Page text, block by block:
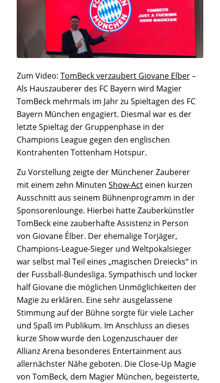
Zum Video: TomBeck verzaubert Giovane Elber–
Als Hauszauberer des FC Bayern wird Magier
TomBeck mehrmals im Jahr zu Spieltagen des FC
Bayern München engagiert. Diesmal war es der
letzte Spieltag der Gruppenphase in der
Champions League gegen den englischen
Kontrahenten Tottenham Hotspur.
Zu Vorstellung zeigte der Münchener Zauberer
mit einem zehn Minuten Show-Acteinen kurzen
Ausschnitt aus seinem Bühnenprogramm in der
Sponsorenlounge. Hierbei hatte Zauberkünstler
TomBeck eine zauberhafte Assistenz in Person
von Giovane Élber. Der ehemalige Torjäger,
Champions-League-Sieger und Weltpokalsieger
war selbst mal Teil eines „magischen Dreiecks“ in
der Fussball-Bundesliga. Sympathisch und locker
half Giovane die möglichen Unmöglichkeiten der
Magie zu erklären. Eine sehr ausgelassene
Stimmung auf der Bühne sorgte für viele Lacher
und Spaß im Publikum. Im Anschluss an dieses
kurze Show wurde den Logenzuschauer der
Allianz Arena besonderes Entertainment aus
allernächster Nähe geboten. Die Close-Up Magie
von TomBeck, dem Magier München, begeisterte,